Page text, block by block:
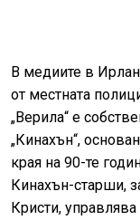
В медиите в
от местната
„Верила“ е
„Кинахън“,
края на 90-те
Кинахън-старши,
Кристи,